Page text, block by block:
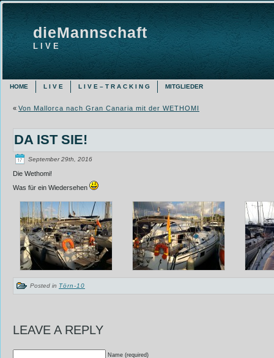
dieMannschaft
L I V E
HOME L I V E L I V E – T R A C K I N G MITGLIEDER
« Von Mallorca nach Gran Canaria mit der WETHOMI
DA IST SIE!
September 29th, 2016
Die Wethomi!
Was für ein Wiedersehen
Posted in Törn-10
LEAVE A REPLY
Name (required)